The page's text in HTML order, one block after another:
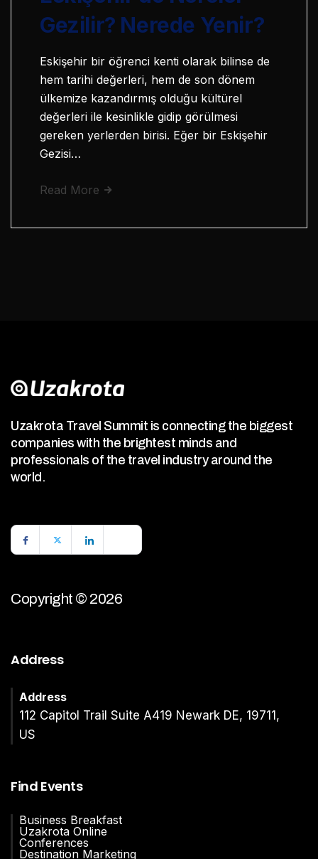
Gezilir? Nerede Yenir?
Eskişehir bir öğrenci kenti olarak bilinse de
hem tarihi değerleri, hem de son dönem
ülkemize kazandırmış olduğu kültürel
değerleri ile kesinlikle gidip görülmesi
gereken yerlerden birisi. Eğer bir Eskişehir
Gezisi…
Read More
Uzakrota Travel Summit is connecting the biggest
companies with the brightest minds and
professionals of the travel industry around the
world.
Copyright © 2026
Address
Address
112 Capitol Trail Suite A419 Newark DE, 19711,
US
Find Events
Business Breakfast
Uzakrota Online
Conferences
Destination Marketing